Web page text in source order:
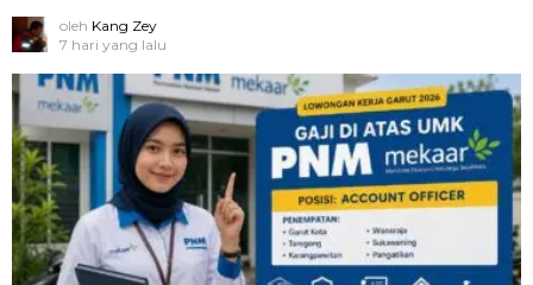
oleh Kang Zey
7 hari yang lalu